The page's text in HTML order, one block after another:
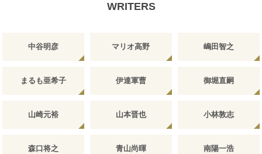
WRITERS
中谷明彦 マリオ高野 嶋田智之
まるも亜希子 伊達軍曹 御堀直嗣
山崎元裕 山本晋也 小林敦志
森口将之 青山尚暉 南陽一浩